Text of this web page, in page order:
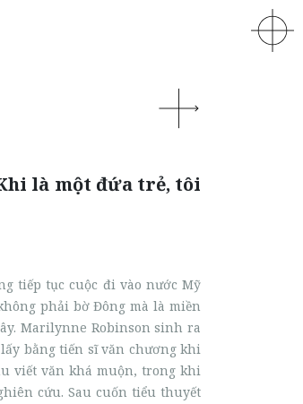
là một đứa trẻ, tôi
tiếp tục cuộc đi vào nước Mỹ
phải bờ Đông mà là miền
Marilynne Robinson sinh ra
bằng tiến sĩ văn chương khi
viết văn khá muộn, trong khi
cứu. Sau cuốn tiểu thuyết